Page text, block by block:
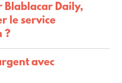
Blablacar Daily,
le service
?
avec